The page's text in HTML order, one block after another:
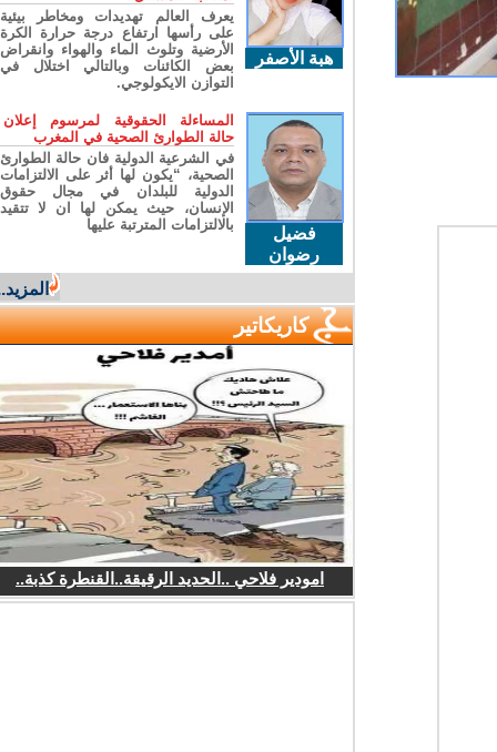
هبة الأصفر
يعرف العالم تهديدات ومخاطر بيئية
على رأسها ارتفاع درجة حرارة الكرة
الأرضية وتلوث الماء والهواء وانقراض
بعض الكائنات وبالتالي اختلال في
التوازن الايكولوجي.
فضيل
رضوان
المساءلة الحقوقية لمرسوم إعلان
حالة الطوارئ الصحية في المغرب
في الشرعية الدولية فان حالة الطوارئ
الصحية، “يكون لها أثر على الالتزامات
الدولية للبلدان في مجال حقوق
الإنسان، حيث يمكن لها ان لا تتقيد
بالالتزامات المترتبة عليها
كاريكاتير
امودير فلاحي ..الحديد الرقيقة..القنطرة كذبة..